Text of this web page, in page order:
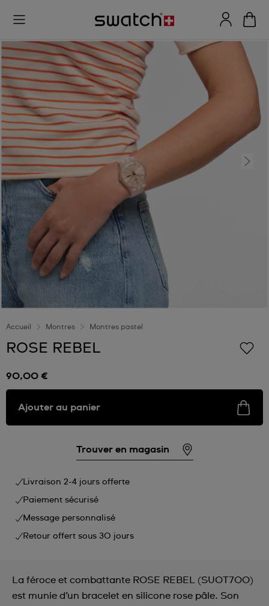
Accueil Montres Montres pastel
ROSE REBEL
90,00 €
Ajouter au panier
Trouver en magasin
Livraison 2-4 jours offerte
Paiement sécurisé
Message personnalisé
Retour offert sous 30 jours
La féroce et combattante ROSE REBEL (SUOT700)
est munie d’un bracelet en silicone rose pâle. Son